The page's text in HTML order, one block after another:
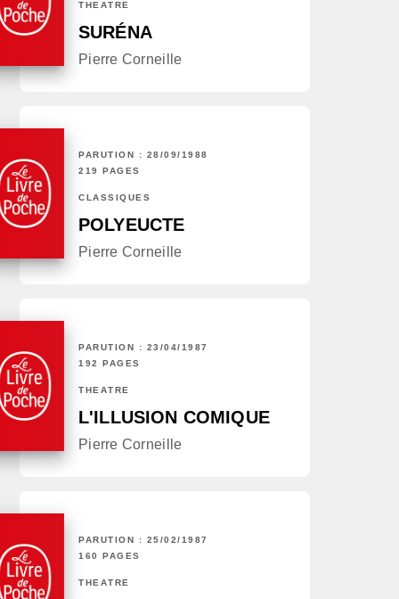
THÉÂTRE
SURÉNA
Pierre Corneille
PARUTION : 28/09/1988
219 PAGES
CLASSIQUES
POLYEUCTE
Pierre Corneille
PARUTION : 23/04/1987
192 PAGES
THÉÂTRE
L'ILLUSION COMIQUE
Pierre Corneille
PARUTION : 25/02/1987
160 PAGES
THÉÂTRE